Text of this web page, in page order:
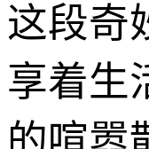
这段奇
享着生